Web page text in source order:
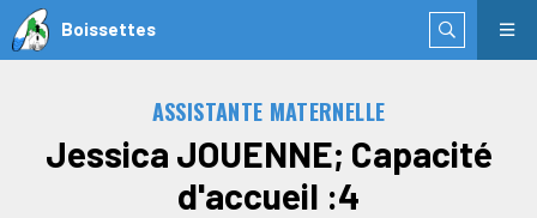
Boissettes
ASSISTANTE MATERNELLE
Jessica JOUENNE; Capacité
d'accueil :4